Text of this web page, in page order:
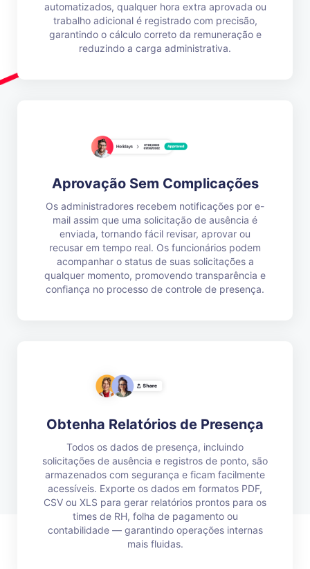
automatizados, qualquer hora extra aprovada ou
trabalho adicional é registrado com precisão,
garantindo o cálculo correto da remuneração e
reduzindo a carga administrativa.
Aprovação Sem Complicações
Os administradores recebem notificações por e-
mail assim que uma solicitação de ausência é
enviada, tornando fácil revisar, aprovar ou
recusar em tempo real. Os funcionários podem
acompanhar o status de suas solicitações a
qualquer momento, promovendo transparência e
confiança no processo de controle de presença.
Obtenha Relatórios de Presença
Todos os dados de presença, incluindo
solicitações de ausência e registros de ponto, são
armazenados com segurança e ficam facilmente
acessíveis. Exporte os dados em formatos PDF,
CSV ou XLS para gerar relatórios prontos para os
times de RH, folha de pagamento ou
contabilidade — garantindo operações internas
mais fluidas.